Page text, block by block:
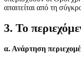
απαιτείται από τη
3. Το
α. Ανάρτηση